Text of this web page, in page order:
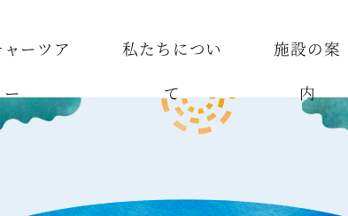
ーツア
ー
私たちについ
て
施設の案
内